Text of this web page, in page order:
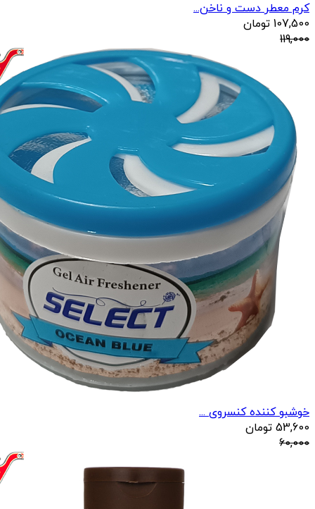
کرم معطر دست و ناخن...
107,500 تومان
119,000
خوشبو کننده کنسروی ...
53,600 تومان
60,000